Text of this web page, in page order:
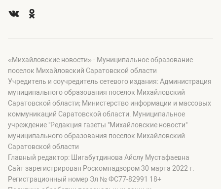
«Михайловские новости» - Муниципальное образование
поселок Михайловский Саратовской области
Учредитель и соучредитель сетевого издания: Администрация
муниципального образования поселок Михайловский
Саратовской области; Министерство информации и массовых
коммуникаций Саратовской области. Муниципальное
учреждение "Редакция газеты "Михайловские новости"
муниципального образования поселок Михайловский
Саратовской области
Главный редактор: Шигабутдинова Айслу Мустафаевна
Сайт зарегистрирован Роскомнадзором 30 марта 2022 г.
Регистрационный номер Эл № ФС77-82991 18+